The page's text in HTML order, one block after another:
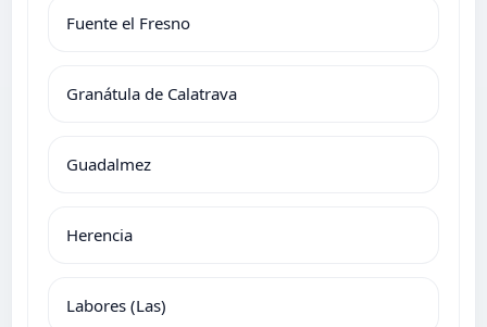
Fuente el Fresno
Granátula de Calatrava
Guadalmez
Herencia
Labores (Las)